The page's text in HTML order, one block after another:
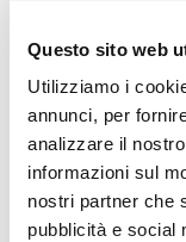
Questo sito web
Utilizziamo i
annunci, per
analizzare il
informazioni sul
nostri partner che
pubblicità e social
informatica.Dopo
navale di Actv,
sessioni di
una sorta di talent
forzadi ogni
essere, un giorno,